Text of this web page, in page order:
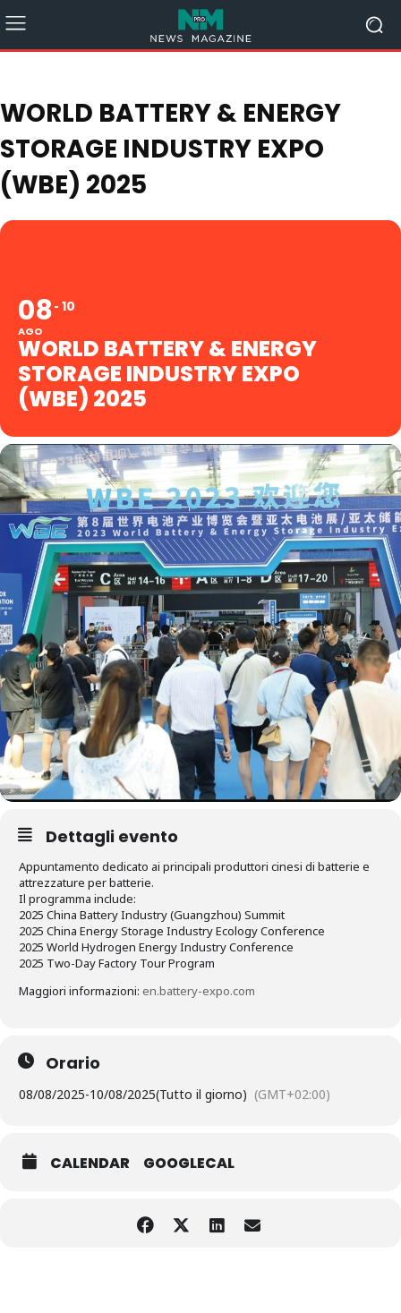
WORLD BATTERY & ENERGY
STORAGE INDUSTRY EXPO
(WBE) 2025
08
AGO
10
WORLD BATTERY & ENERGY
STORAGE INDUSTRY EXPO
(WBE) 2025
Dettagli evento
Appuntamento dedicato ai principali produttori cinesi di batterie e
attrezzature per batterie.
Il programma include:
2025 China Battery Industry (Guangzhou) Summit
2025 China Energy Storage Industry Ecology Conference
2025 World Hydrogen Energy Industry Conference
2025 Two-Day Factory Tour Program
Maggiori informazioni: en.battery-expo.com
Orario
08/08/2025-10/08/2025(Tutto il giorno) (GMT+02:00)
CALENDAR GOOGLECAL